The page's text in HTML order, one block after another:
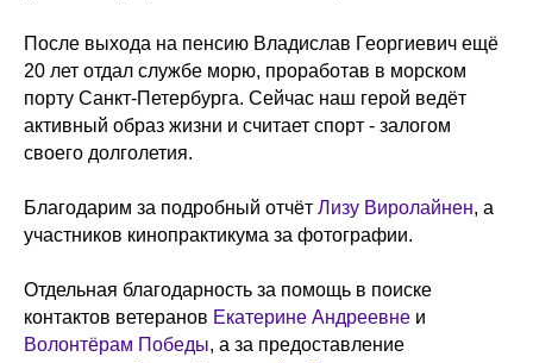
После выхода на пенсию Владислав Георгиевич ещё
20 лет отдал службе морю, проработав в морском
порту Санкт-Петербурга. Сейчас наш герой ведёт
активный образ жизни и считает спорт - залогом
своего долголетия.
Благодарим за подробный отчёт Лизу Виролайнен, а
участников кинопрактикума за фотографии.
Отдельная благодарность за помощь в поиске
контактов ветеранов Екатерине Андреевне и
Волонтёрам Победы, а за предоставление